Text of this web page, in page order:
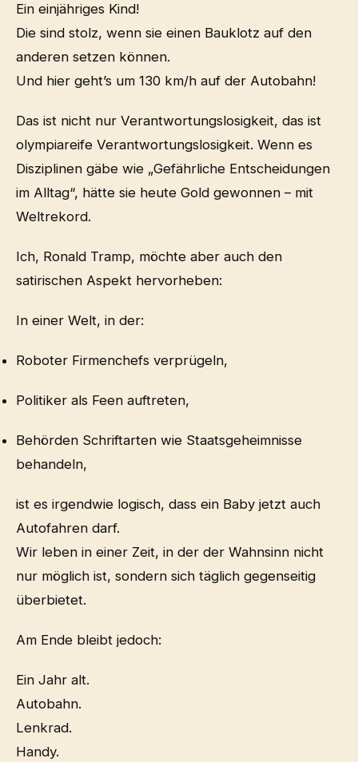
Ein einjähriges Kind!
Die sind stolz, wenn sie einen Bauklotz auf den
anderen setzen können.
Und hier geht’s um 130 km/h auf der Autobahn!
Das ist nicht nur Verantwortungslosigkeit, das ist
olympiareife Verantwortungslosigkeit. Wenn es
Disziplinen gäbe wie „Gefährliche Entscheidungen
im Alltag“, hätte sie heute Gold gewonnen – mit
Weltrekord.
Ich, Ronald Tramp, möchte aber auch den
satirischen Aspekt hervorheben:
In einer Welt, in der:
Roboter Firmenchefs verprügeln,
Politiker als Feen auftreten,
Behörden Schriftarten wie Staatsgeheimnisse
behandeln,
ist es irgendwie logisch, dass ein Baby jetzt auch
Autofahren darf.
Wir leben in einer Zeit, in der der Wahnsinn nicht
nur möglich ist, sondern sich täglich gegenseitig
überbietet.
Am Ende bleibt jedoch:
Ein Jahr alt.
Autobahn.
Lenkrad.
Handy.